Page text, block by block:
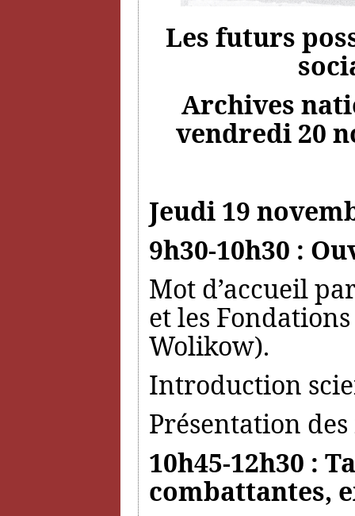
Les futurs
Archives
vendredi 20
Jeudi 19
9h30-10h30 :
Mot d’accueil
et les
Wolikow).
Introduction
Présentation
10h45-12h30 :
combattantes,